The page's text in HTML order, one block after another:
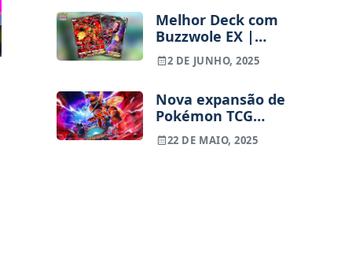
Melhor Deck com
Buzzwole EX |
Pokémon TCG
Pocket
2 DE JUNHO, 2025
Nova expansão de
Pokémon TCG
Pocket –
Extradimensional
22 DE MAIO, 2025